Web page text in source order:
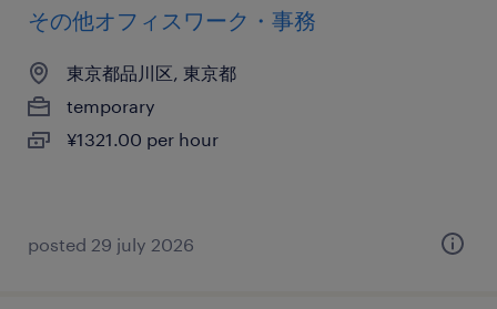
その他オフィスワーク・事務
東京都品川区, 東京都
temporary
¥1321.00 per hour
posted 29 july 2026